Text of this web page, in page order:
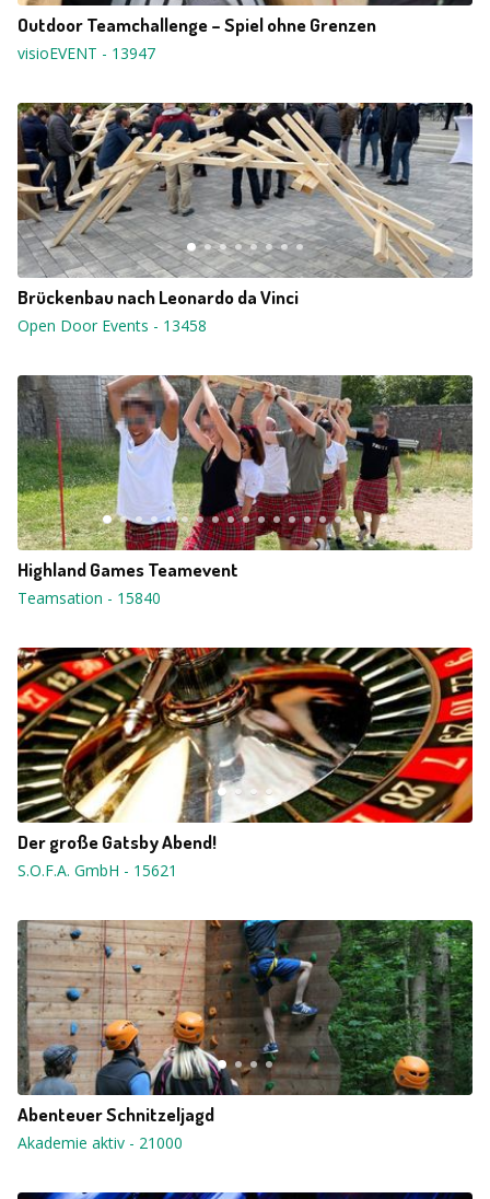
Outdoor Teamchallenge – Spiel ohne Grenzen
visioEVENT - 13947
Brückenbau nach Leonardo da Vinci
Open Door Events - 13458
Highland Games Teamevent
Teamsation - 15840
Der große Gatsby Abend!
S.O.F.A. GmbH - 15621
Abenteuer Schnitzeljagd
Akademie aktiv - 21000